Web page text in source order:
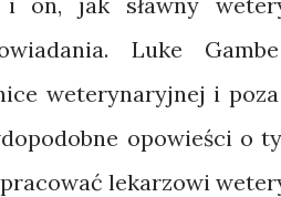
Luke
weterynaryjnej i
opowieści o
lekarzowi